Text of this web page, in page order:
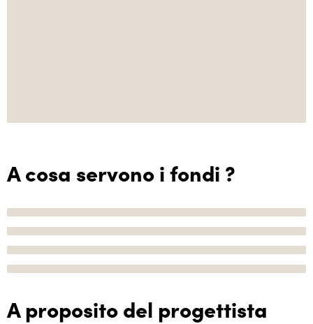
A cosa servono i fondi ?
A proposito del progettista